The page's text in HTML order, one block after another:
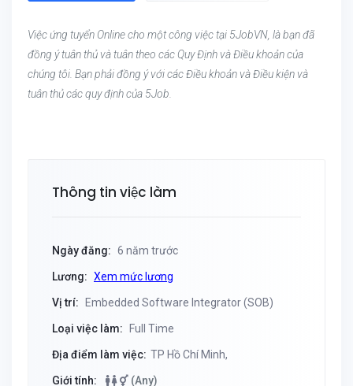
Việc ứng tuyển Online cho một công việc tại 5JobVN, là bạn đã
đồng ý tuân thủ và tuân theo các Quy Định và Điều khoản của
chúng tôi. Bạn phải đồng ý với các Điều khoản và Điều kiện và
tuân thủ các quy định của 5Job.
Thông tin việc làm
Ngày đăng: 6 năm trước
Lương: Xem mức lương
Vị trí: Embedded Software Integrator (SOB)
Loại việc làm: Full Time
Địa điểm làm việc: TP Hồ Chí Minh,
Giới tính: (Any)